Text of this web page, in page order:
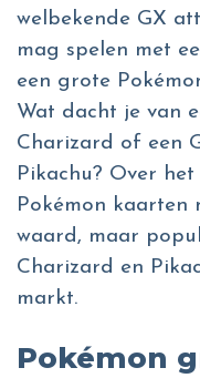
welbekende GX
mag spelen met
een grote
Wat dacht je van
Charizard of een
Pikachu? Over
Pokémon kaarten
waard, maar
Charizard en
markt.
Pokémon